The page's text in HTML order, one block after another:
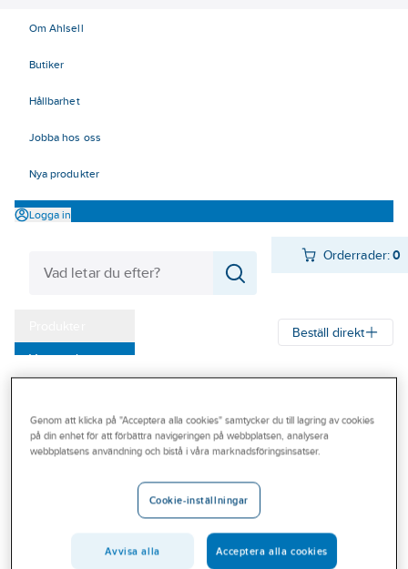
Om Ahlsell
Butiker
Hållbarhet
Jobba hos oss
Nya produkter
Logga in
Orderrader:0
Varumärken
Outlet
Branscher
Beställ direkt
GÖRDETMEDRW
CM
Artikelnummer:
Lev. artikelnr: 572635
Genom att klicka på "Acceptera alla cookies" samtycker du till lagring av cookies
på din enhet för att förbättra navigeringen på webbplatsen, analysera
webbplatsens användning och bistå i våra marknadsföringsinsatser.
Cookie-inställningar
Avvisa alla Acceptera alla cookies